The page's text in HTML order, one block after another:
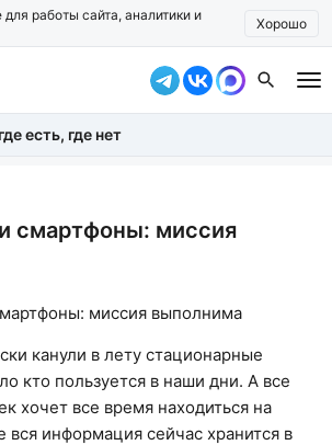
работы сайта, аналитики и
Хорошо
есть, где нет
смартфоны: миссия
канули в лету стационарные
кто пользуется в наши дни. А все
хочет все время находиться на
вся информация сейчас хранится в